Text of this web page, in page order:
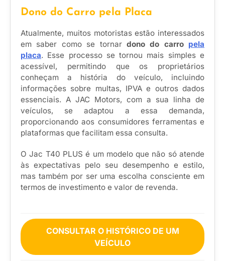
Dono do Carro pela Placa
Atualmente, muitos motoristas estão interessados
em saber como se tornar dono do carro pela
placa. Esse processo se tornou mais simples e
acessível, permitindo que os proprietários
conheçam a história do veículo, incluindo
informações sobre multas, IPVA e outros dados
essenciais. A JAC Motors, com a sua linha de
veículos, se adaptou a essa demanda,
proporcionando aos consumidores ferramentas e
plataformas que facilitam essa consulta.
O Jac T40 PLUS é um modelo que não só atende
às expectativas pelo seu desempenho e estilo,
mas também por ser uma escolha consciente em
termos de investimento e valor de revenda.
CONSULTAR O HISTÓRICO DE UM
VEÍCULO